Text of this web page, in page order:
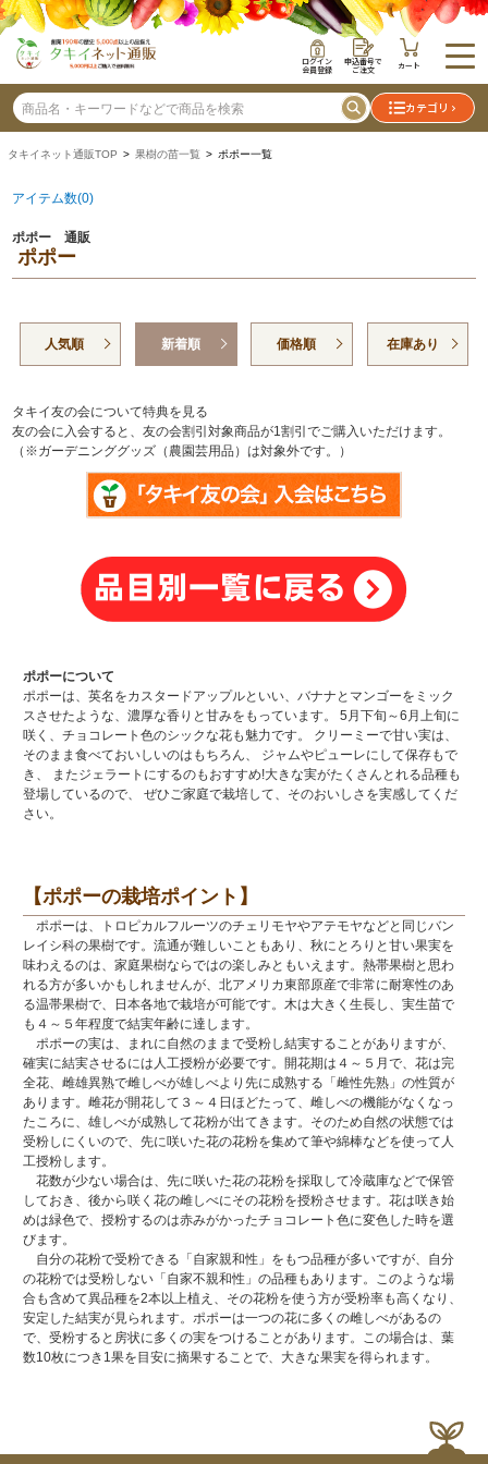
ログイン
会員登録
申込番号で
ご注文 カート
カテゴリ
タキイネット通販TOP > 果樹の苗一覧 > ポポー一覧
アイテム数(0)
ポポー 通販
ポポー
人気順 新着順 価格順 在庫あり
タキイ友の会について特典を見る
友の会に入会すると、友の会割引対象商品が1割引でご購入いただけます。
（※ガーデニンググッズ（農園芸用品）は対象外です。）
ポポーについて
ポポーは、英名をカスタードアップルといい、バナナとマンゴーをミック
スさせたような、濃厚な香りと甘みをもっています。 5月下旬～6月上旬に
咲く、チョコレート色のシックな花も魅力です。 クリーミーで甘い実は、
そのまま食べておいしいのはもちろん、 ジャムやピューレにして保存もで
き、 またジェラートにするのもおすすめ!大きな実がたくさんとれる品種も
登場しているので、 ぜひご家庭で栽培して、そのおいしさを実感してくだ
さい。
【ポポーの栽培ポイント】
ポポーは、トロピカルフルーツのチェリモヤやアテモヤなどと同じバン
レイシ科の果樹です。流通が難しいこともあり、秋にとろりと甘い果実を
味わえるのは、家庭果樹ならではの楽しみともいえます。熱帯果樹と思わ
れる方が多いかもしれませんが、北アメリカ東部原産で非常に耐寒性のあ
る温帯果樹で、日本各地で栽培が可能です。木は大きく生長し、実生苗で
も４～５年程度で結実年齢に達します。
ポポーの実は、まれに自然のままで受粉し結実することがありますが、
確実に結実させるには人工授粉が必要です。開花期は４～５月で、花は完
全花、雌雄異熟で雌しべが雄しべより先に成熟する「雌性先熟」の性質が
あります。雌花が開花して３～４日ほどたって、雌しべの機能がなくなっ
たころに、雄しべが成熟して花粉が出てきます。そのため自然の状態では
受粉しにくいので、先に咲いた花の花粉を集めて筆や綿棒などを使って人
工授粉します。
花数が少ない場合は、先に咲いた花の花粉を採取して冷蔵庫などで保管
しておき、後から咲く花の雌しべにその花粉を授粉させます。花は咲き始
めは緑色で、授粉するのは赤みがかったチョコレート色に変色した時を選
びます。
自分の花粉で受粉できる「自家親和性」をもつ品種が多いですが、自分
の花粉では受粉しない「自家不親和性」の品種もあります。このような場
合も含めて異品種を2本以上植え、その花粉を使う方が受粉率も高くなり、
安定した結実が見られます。ポポーは一つの花に多くの雌しべがあるの
で、受粉すると房状に多くの実をつけることがあります。この場合は、葉
数10枚につき1果を目安に摘果することで、大きな果実を得られます。